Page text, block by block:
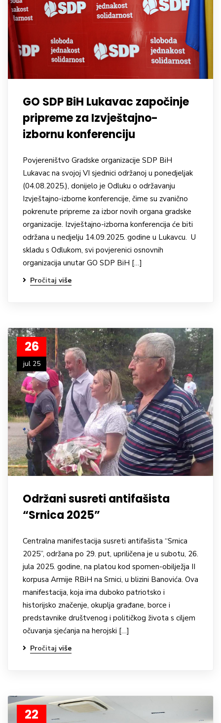
GO SDP BiH Lukavac započinje
pripreme za Izvještajno-
izbornu konferenciju
Povjereništvo Gradske organizacije SDP BiH
Lukavac na svojoj VI sjednici održanoj u ponedjeljak
(04.08.2025.), donijelo je Odluku o održavanju
Izvještajno-izborne konferencije, čime su zvanično
pokrenute pripreme za izbor novih organa gradske
organizacije. Izvještajno-izborna konferencija će biti
održana u nedjelju 14.09.2025. godine u Lukavcu. U
skladu s Odlukom, svi povjerenici osnovnih
organizacija unutar GO SDP BiH […]
Pročitaj više
26
jul 25
Održani susreti antifašista
“Srnica 2025”
Centralna manifestacija susreti antifašista “Srnica
2025”, održana po 29. put, upriličena je u subotu, 26.
jula 2025. godine, na platou kod spomen-obilježja II
korpusa Armije RBiH na Srnici, u blizini Banovića. Ova
manifestacija, koja ima duboko patriotsko i
historijsko značenje, okuplja građane, borce i
predstavnike društvenog i političkog života s ciljem
očuvanja sjećanja na herojski […]
Pročitaj više
22